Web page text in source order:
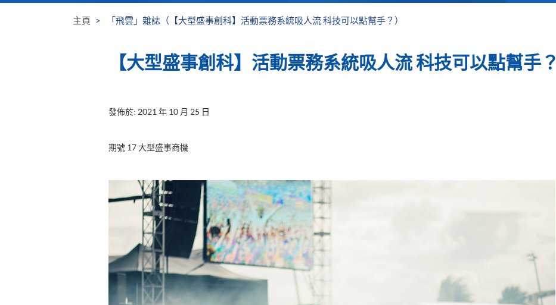
主頁 「飛雲」雜誌（【大型盛事創科】活動票務系統吸人流 科技可以點幫手？）
【大型盛事創科】活動票務系統吸人流 科技可以點幫手？
發佈於: 2021 年 10 月 25 日
期號 17 大型盛事商機